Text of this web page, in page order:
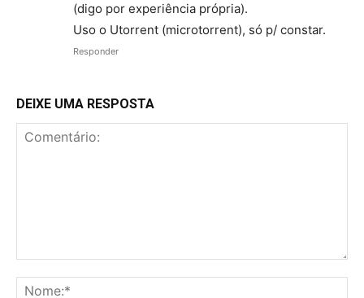
(digo por experiência própria).
Uso o Utorrent (microtorrent), só p/ constar.
Responder
DEIXE UMA RESPOSTA